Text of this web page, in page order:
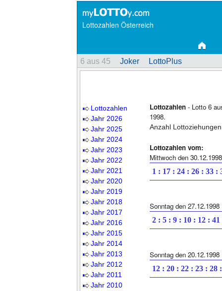
Lottozahlen Österreich
6 aus 45 Joker LottoPlus
Lottozahlen
Jahr 2026
Jahr 2025
Jahr 2024
Jahr 2023
Jahr 2022
Jahr 2021
Jahr 2020
Jahr 2019
Jahr 2018
Jahr 2017
Jahr 2016
Jahr 2015
Jahr 2014
Jahr 2013
Jahr 2012
Jahr 2011
Jahr 2010
Lottozahlen - Lotto 6
1998.
Anzahl
Lottozahlen vom:
Mittwoch den 30.12.1998
1 : 17 : 24 : 26 : 33 :
Sonntag den 27.12.1998
2 : 5 : 9 : 10 : 12 : 41
Sonntag den 20.12.1998
12 : 20 : 22 : 23 : 28